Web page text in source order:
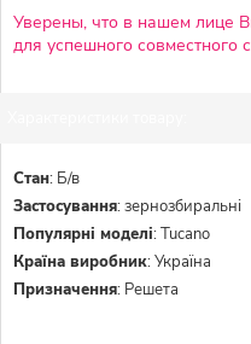
Уверены, что в нашем лице
для успешного совместного
Стан: Б/в
Застосування:зернозбиральні
Популярні моделі:Tucano
Країна виробник:Україна
Призначення: Решета